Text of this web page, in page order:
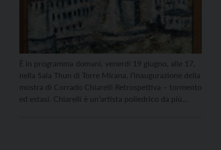
È in programma domani, venerdì 19 giugno, alle 17,
nella Sala Thun di Torre Mirana, l’inaugurazione della
mostra di Corrado Chiarelli Retrospettiva – tormento
ed estasi. Chiarelli è un’artista poliedrico da più